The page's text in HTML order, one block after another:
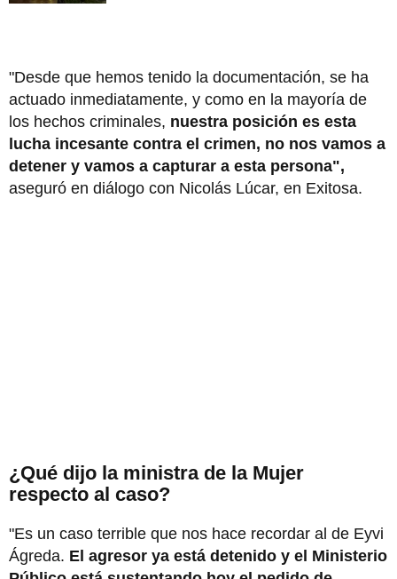
"Desde que hemos tenido la documentación, se ha
actuado inmediatamente, y como en la mayoría de
los hechos criminales, nuestra posición es esta
lucha incesante contra el crimen, no nos vamos a
detener y vamos a capturar a esta persona",
aseguró en diálogo con Nicolás Lúcar, en Exitosa.
¿Qué dijo la ministra de la Mujer
respecto al caso?
"Es un caso terrible que nos hace recordar al de Eyvi
Ágreda. El agresor ya está detenido y el Ministerio